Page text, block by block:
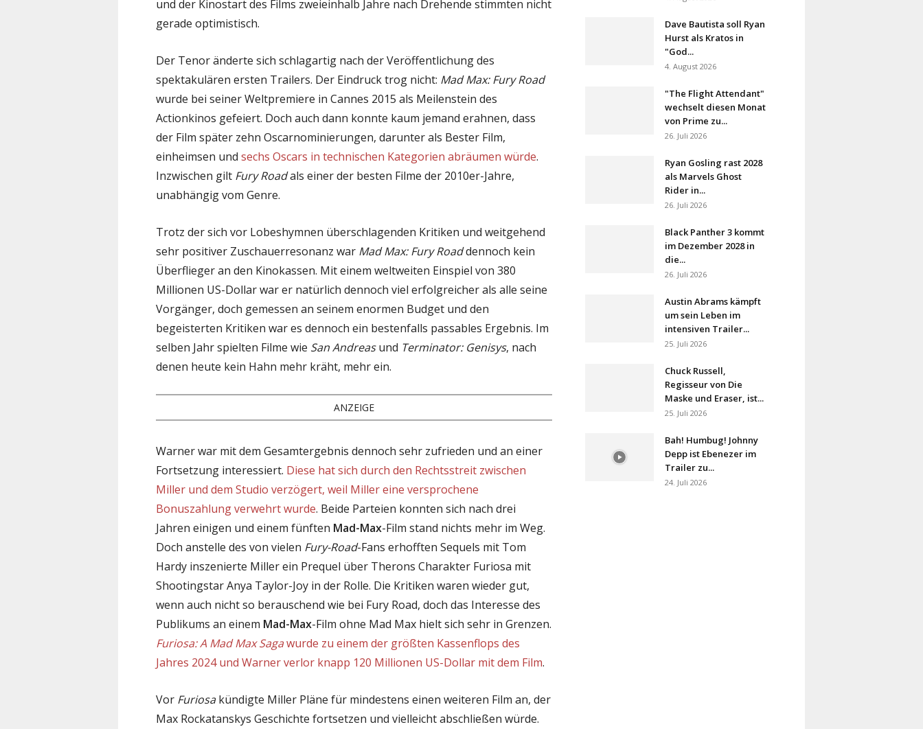
und der Kinostart des Films zweieinhalb Jahre nach Drehende stimmten nicht
gerade optimistisch.
Der Tenor änderte sich schlagartig nach der Veröffentlichung des
spektakulären ersten Trailers. Der Eindruck trog nicht: Mad Max: Fury Road
wurde bei seiner Weltpremiere in Cannes 2015 als Meilenstein des
Actionkinos gefeiert. Doch auch dann konnte kaum jemand erahnen, dass
der Film später zehn Oscarnominierungen, darunter als Bester Film,
einheimsen und sechs Oscars in technischen Kategorien abräumen würde.
Inzwischen gilt Fury Roadals einer der besten Filme der 2010er-Jahre,
unabhängig vom Genre.
Trotz der sich vor Lobeshymnen überschlagenden Kritiken und weitgehend
sehr positiver Zuschauerresonanz war Mad Max: Fury Roaddennoch kein
Überflieger an den Kinokassen. Mit einem weltweiten Einspiel von 380
Millionen US-Dollar war er natürlich dennoch viel erfolgreicher als alle seine
Vorgänger, doch gemessen an seinem enormen Budget und den
begeisterten Kritiken war es dennoch ein bestenfalls passables Ergebnis. Im
selben Jahr spielten Filme wie San Andreasund Terminator: Genisys, nach
denen heute kein Hahn mehr kräht, mehr ein.
ANZEIGE
Warner war mit dem Gesamtergebnis dennoch sehr zufrieden und an einer
Fortsetzung interessiert. Diese hat sich durch den Rechtsstreit zwischen
Miller und dem Studio verzögert, weil Miller eine versprochene
Bonuszahlung verwehrt wurde. Beide Parteien konnten sich nach drei
Jahren einigen und einem fünften Mad-Max-Film stand nichts mehr im Weg.
Doch anstelle des von vielen Fury-Road-Fans erhofften Sequels mit Tom
Hardy inszenierte Miller ein Prequel über Therons Charakter Furiosa mit
Shootingstar Anya Taylor-Joy in der Rolle. Die Kritiken waren wieder gut,
wenn auch nicht so berauschend wie bei Fury Road, doch das Interesse des
Publikums an einem Mad-Max-Film ohne Mad Max hielt sich sehr in Grenzen.
Furiosa: A Mad Max Sagawurde zu einem der größten Kassenflops des
Jahres 2024 und Warner verlor knapp 120 Millionen US-Dollar mit dem Film.
Vor Furiosakündigte Miller Pläne für mindestens einen weiteren Film an, der
Max Rockatanskys Geschichte fortsetzen und vielleicht abschließen würde.
Dave Bautista soll Ryan
Hurst als Kratos in
"God...
4. August 2026
"The Flight Attendant"
wechselt diesen Monat
von Prime zu...
26. Juli 2026
Ryan Gosling rast 2028
als Marvels Ghost
Rider in...
26. Juli 2026
Black Panther 3 kommt
im Dezember 2028 in
die...
26. Juli 2026
Austin Abrams kämpft
um sein Leben im
intensiven Trailer...
25. Juli 2026
Chuck Russell,
Regisseur von Die
Maske und Eraser, ist...
25. Juli 2026
Bah! Humbug! Johnny
Depp ist Ebenezer im
Trailer zu...
24. Juli 2026